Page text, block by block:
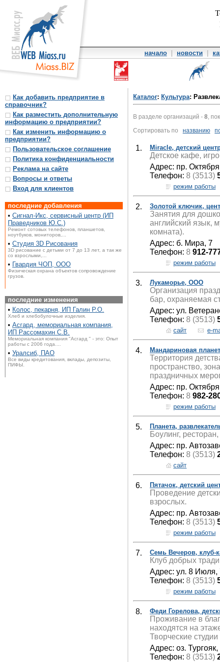
начало новости
Как добавить предприятие в
справочник?
Как разместить дополнительную
информацию о предприятии?
Как изменить информацию о
предприятии?
Пользовательское соглашение
Политика конфиденциальности
Реклама на сайте
Вопросы и ответы
Вход для клиентов
последние добавления
• Сигнал-Икс, сервисный центр (ИП
Праведников Ю.С.)
Ремонт сотовых телефонов, планшетов,
ноутбуков, мониторов,...
• Студия 3D Рисования
3D рисование с детьми от 7 до 13 лет, а так же
со взрослыми,...
• Гвардия ЧОП, ООО
Физическая охрана объектов сопровождение
грузов.
последние изменения
• Колос, пекарня, ИП Галин Р.О.
Хлеб и хлебобулочные изделия.
• Асгард, мемориальная компания,
ИП Рассомахин С.В.
Мемориальная компания "Асгард " - это: Опыт
работы с 2006 года....
• Уралсиб, ПАО
Все виды кредитования, вклады, депозиты,
ПИФЫ.
Каталог: Культура:
В разделе организаций - 8 ,
Сортировать по названию
1. Miraсle, детский
Детское кафе,
Адрес: пр.
Телефон: 8 (3513)
режим работы
2. Золотой ключик,
Занятия для
английский язык,
комната).
Адрес: б. Мира, 7
Телефон: 8 912-
режим работы
3. Лукаморье, ООО
Организация
бар, охраняемая
Адрес: ул.
Телефон: 8 (3513)
сайт e-
4. Мандариновая
Территория
пространство,
праздничных
Адрес: пр.
Телефон: 8 982-
режим работы
5. Планета,
Боулинг,
Адрес: пр.
Телефон: 8 (3513)
сайт
6. Пятачок, детский
Проведение
взрослых.
Адрес: пр.
Телефон: 8 (3513)
режим работы
7. Семь Вечеров,
Клуб добрых
Адрес: ул. 8 Июля,
Телефон: 8 (3513)
режим работы
8. Феди Горелова,
Проживание в
находятся на
Творческие
Адрес: оз.
Телефон: 8 (3513)